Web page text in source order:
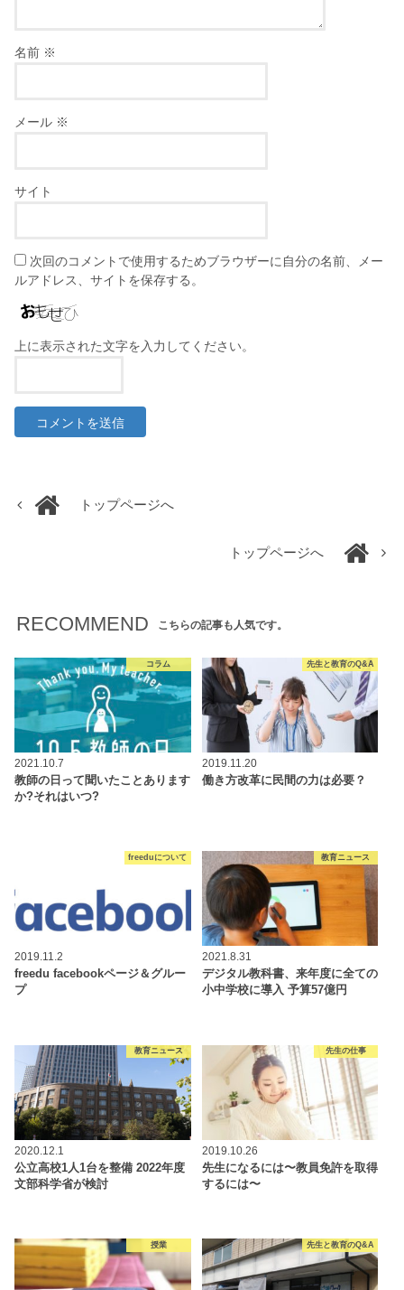
名前 ※
メール ※
サイト
次回のコメントで使用するためブラウザーに自分の名前、メー
ルアドレス、サイトを保存する。
上に表示された文字を入力してください。
トップページへ
トップページへ
RECOMMEND こちらの記事も人気です。
コラム
2021.10.7
教師の日って聞いたことあります
か?それはいつ?
先生と教育のQ&A
2019.11.20
働き方改革に民間の力は必要？
freeduについて
2019.11.2
freedu facebookページ＆グルー
プ
教育ニュース
2021.8.31
デジタル教科書、来年度に全ての
小中学校に導入 予算57億円
教育ニュース
2020.12.1
公立高校1人1台を整備 2022年度
文部科学省が検討
先生の仕事
2019.10.26
先生になるには〜教員免許を取得
するには〜
授業 先生と教育のQ&A